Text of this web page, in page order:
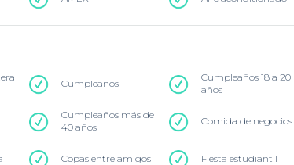
Cumpleaños
Cumpleaños 18 a 20
años
Cumpleaños más de
40 años
Comida de negocios
Copas entre amigos Fiesta estudiantil